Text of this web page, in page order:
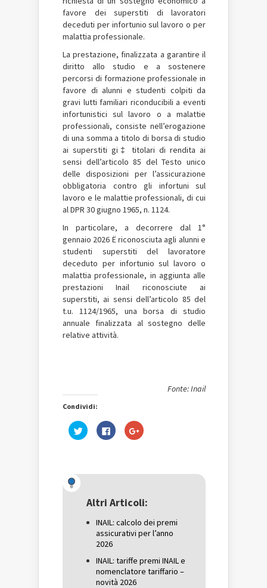
favore dei superstiti di lavoratori
deceduti per infortunio sul lavoro o per
malattia professionale.
La prestazione, finalizzata a garantire il
diritto allo studio e a sostenere
percorsi di formazione professionale in
favore di alunni e studenti colpiti da
gravi lutti familiari riconducibili a eventi
infortunistici sul lavoro o a malattie
professionali, consiste nell’erogazione
di una somma a titolo di borsa di studio
ai superstiti gi‡ titolari di rendita ai
sensi dell’articolo 85 del Testo unico
delle disposizioni per l’assicurazione
obbligatoria contro gli infortuni sul
lavoro e le malattie professionali, di cui
al DPR 30 giugno 1965, n. 1124.
In particolare, a decorrere dal 1°
gennaio 2026 Ë riconosciuta agli alunni e
studenti superstiti del lavoratore
deceduto per infortunio sul lavoro o
malattia professionale, in aggiunta alle
prestazioni Inail riconosciute ai
superstiti, ai sensi dell’articolo 85 del
t.u. 1124/1965, una borsa di studio
annuale finalizzata al sostegno delle
relative attività.
Fonte: Inail
Condividi:
Fai
clic
una
nuova
Fai
clic
nuova
finestra)
Fai
clic
una
nuova
Altri Articoli:
INAIL: calcolo dei premi
assicurativi per l’anno
2026
INAIL: tariffe premi INAIL e
nomenclatore tariffario –
novità 2026